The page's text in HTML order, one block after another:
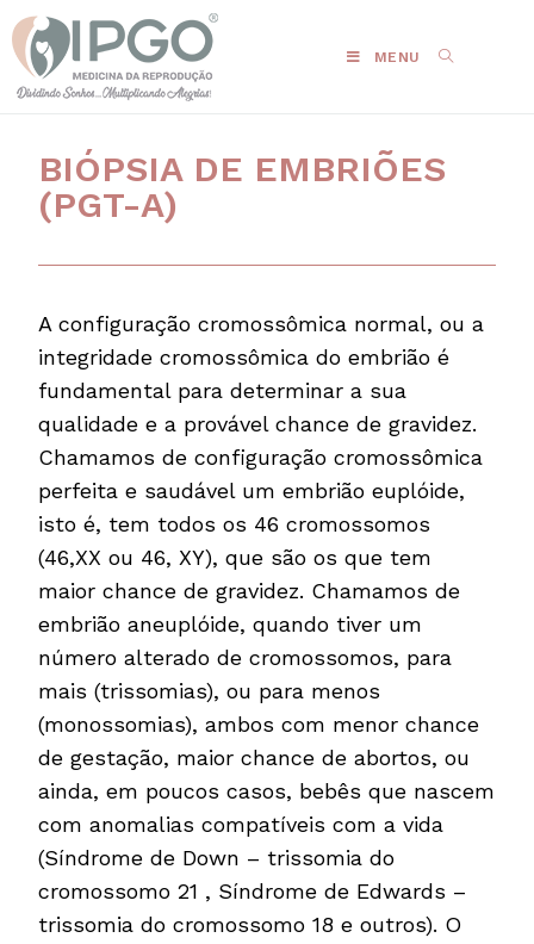
MENU
BIÓPSIA DE EMBRIÕES
(PGT-A)
A configuração cromossômica normal, ou a
integridade cromossômica do embrião é
fundamental para determinar a sua
qualidade e a provável chance de gravidez.
Chamamos de configuração cromossômica
perfeita e saudável um embrião euplóide,
isto é, tem todos os 46 cromossomos
(46,XX ou 46, XY), que são os que tem
maior chance de gravidez. Chamamos de
embrião aneuplóide, quando tiver um
número alterado de cromossomos, para
mais (trissomias), ou para menos
(monossomias), ambos com menor chance
de gestação, maior chance de abortos, ou
ainda, em poucos casos, bebês que nascem
com anomalias compatíveis com a vida
(Síndrome de Down – trissomia do
cromossomo 21 , Síndrome de Edwards –
trissomia do cromossomo 18 e outros). O